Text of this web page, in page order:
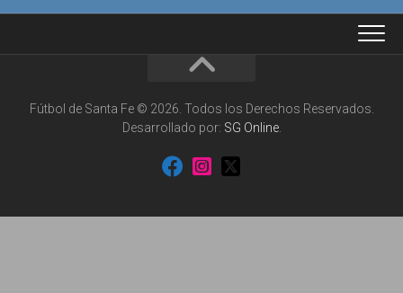
Fútbol de Santa Fe © 2026. Todos los Derechos Reservados.
Desarrollado por: SG Online.